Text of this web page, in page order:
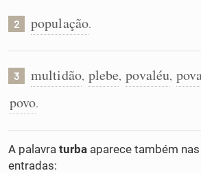
Conexões
Caça-palavras
2 população.
3 multidão, plebe, povaléu,
povo.
A palavra turba aparece também
entradas: